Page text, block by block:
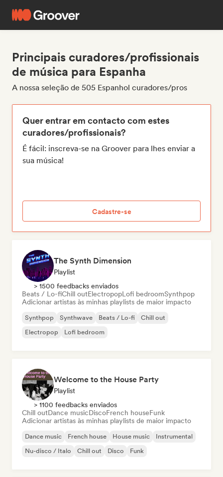
Principais curadores/profissionais
de música para Espanha
A nossa seleção de 505 Espanhol curadores/pros
Quer entrar em contacto com estes
curadores/profissionais?
É fácil: inscreva-se na Groover para lhes enviar a
sua música!
Cadastre-se
The Synth Dimension
Playlist
> 1500 feedbacks enviados
Beats / Lo-fiChill outElectropopLofi bedroomSynthpop
Adicionar artistas às minhas playlists de maior impacto
Synthpop Synthwave Beats / Lo-fi
Chill out
Electropop
Lofi bedroom
Welcome to the House Party
Playlist
> 1100 feedbacks enviados
Chill outDance musicDiscoFrench houseFunk
Adicionar artistas às minhas playlists de maior impacto
Dance music French house House music
Instrumental
Nu-disco / Italo
Chill out Disco Funk